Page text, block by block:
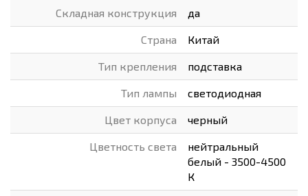
Складная конструкция да
Страна Китай
Тип крепления подставка
Тип лампы светодиодная
Цвет корпуса черный
Цветность света
нейтральный
белый - 3500-4500
К